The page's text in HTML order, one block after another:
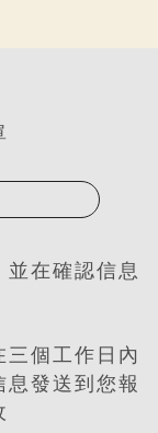
並在確認信息
三個工作日內
發送到您報